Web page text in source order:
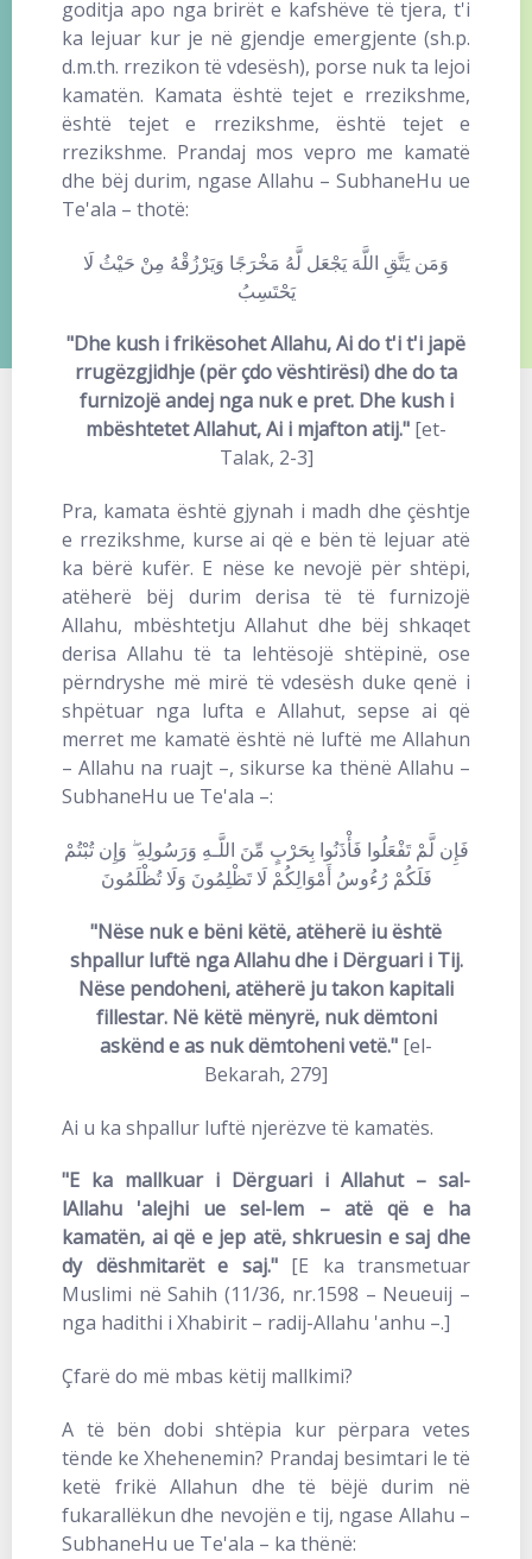
goditja apo nga brirët e kafshëve të tjera, t'i
ka lejuar kur je në gjendje emergjente (sh.p.
d.m.th. rrezikon të vdesësh), porse nuk ta lejoi
kamatën. Kamata është tejet e rrezikshme,
është tejet e rrezikshme, është tejet e
rrezikshme. Prandaj mos vepro me kamatë
dhe bëj durim, ngase Allahu – SubhaneHu ue
Te'ala – thotë:
وَمَن يَتَّقِ اللَّهَ يَجْعَل لَّهُ مَخْرَجًا وَيَرْزُقْهُ مِنْ حَيْثُ لَا
يَحْتَسِبُ
"Dhe kush i frikësohet Allahu, Ai do t'i t'i japë
rrugëzgjidhje (për çdo vështirësi) dhe do ta
furnizojë andej nga nuk e pret. Dhe kush i
mbështetet Allahut, Ai i mjafton atij." [et-
Talak, 2-3]
Pra, kamata është gjynah i madh dhe çështje
e rrezikshme, kurse ai që e bën të lejuar atë
ka bërë kufër. E nëse ke nevojë për shtëpi,
atëherë bëj durim derisa të të furnizojë
Allahu, mbështetju Allahut dhe bëj shkaqet
derisa Allahu të ta lehtësojë shtëpinë, ose
përndryshe më mirë të vdesësh duke qenë i
shpëtuar nga lufta e Allahut, sepse ai që
merret me kamatë është në luftë me Allahun
– Allahu na ruajt –, sikurse ka thënë Allahu –
SubhaneHu ue Te'ala –:
فَإِن لَّمْ تَفْعَلُوا فَأْذَنُوا بِحَرْبٍ مِّنَ اللَّـهِ وَرَسُولِهِ ۖ وَإِن تُبْتُمْ
فَلَكُمْ رُءُوسُ أَمْوَالِكُمْ لَا تَظْلِمُونَ وَلَا تُظْلَمُونَ
"Nëse nuk e bëni këtë, atëherë iu është
shpallur luftë nga Allahu dhe i Dërguari i Tij.
Nëse pendoheni, atëherë ju takon kapitali
fillestar. Në këtë mënyrë, nuk dëmtoni
askënd e as nuk dëmtoheni vetë." [el-
Bekarah, 279]
Ai u ka shpallur luftë njerëzve të kamatës.
"E ka mallkuar i Dërguari i Allahut – sal-
lAllahu 'alejhi ue sel-lem – atë që e ha
kamatën, ai që e jep atë, shkruesin e saj dhe
dy dëshmitarët e saj."[E ka transmetuar
Muslimi në Sahih (11/36, nr.1598 – Neueuij –
nga hadithi i Xhabirit – radij-Allahu 'anhu –.]
Çfarë do më mbas këtij mallkimi?
A të bën dobi shtëpia kur përpara vetes
tënde ke Xhehenemin? Prandaj besimtari le të
ketë frikë Allahun dhe të bëjë durim në
fukarallëkun dhe nevojën e tij, ngase Allahu –
SubhaneHu ue Te'ala – ka thënë: